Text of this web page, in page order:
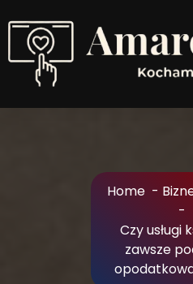
to
Content
Home-
-
Czy usługi
zawsze